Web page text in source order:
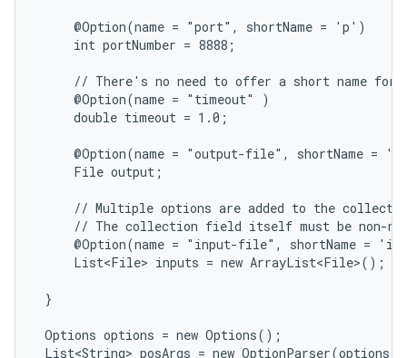
     @Option(name = "port", shortName = 'p')
     int portNumber = 8888;
// There's no need to offer a short name for
     @Option(name = "timeout" )
     double timeout = 1.0;
@Option(name = "output-file", shortName =
     File output;
// Multiple options are added to the
// The collection field itself must be non-
@Option(name = "input-file", shortName =
     List<File> inputs = new ArrayList<File>();
}
Options options = new Options();
List<String> posArgs = new